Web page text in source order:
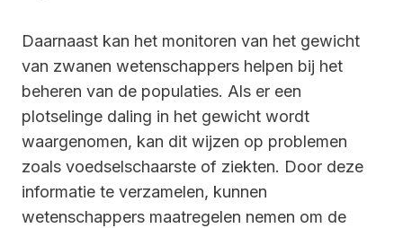
Daarnaast kan het monitoren van het gewicht
van zwanen wetenschappers helpen bij het
beheren van de populaties. Als er een
plotselinge daling in het gewicht wordt
waargenomen, kan dit wijzen op problemen
zoals voedselschaarste of ziekten. Door deze
informatie te verzamelen, kunnen
wetenschappers maatregelen nemen om de